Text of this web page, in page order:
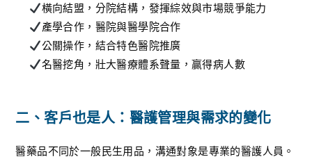
橫向結盟，分院結構，發揮綜效與市場競爭能力
產學合作，醫院與醫學院合作
公關操作，結合特色醫院推廣
名醫挖角，壯大醫療體系聲量，贏得病人數
二、客戶也是人：醫護管理與需求的變化
醫藥品不同於一般民生用品，溝通對象是專業的醫護人員。